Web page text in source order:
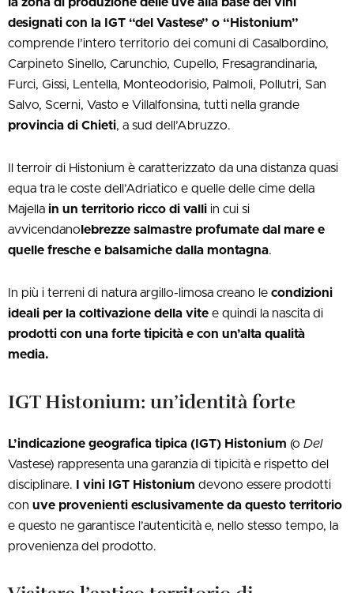
la zona di produzione delle uve alla base dei vini
designati con la IGT “del Vastese” o “Histonium”
comprende l’intero territorio dei comuni di Casalbordino,
Carpineto Sinello, Carunchio, Cupello, Fresagrandinaria,
Furci, Gissi, Lentella, Monteodorisio, Palmoli, Pollutri, San
Salvo, Scerni, Vasto e Villalfonsina, tutti nella grande
provincia di Chieti, a sud dell’Abruzzo.
Il terroir di Histonium è caratterizzato da una distanza quasi
equa tra le coste dell’Adriatico e quelle delle cime della
Majella in un territorio ricco di valli in cui si
avvicendano lebrezze salmastre profumate dal mare e
quelle fresche e balsamiche dalla montagna.
In più i terreni di natura argillo-limosa creano le condizioni
ideali per la coltivazione della vite e quindi la nascita di
prodotti con una forte tipicità e con un’alta qualità
media.
IGT Histonium: un’identità forte
L’indicazione geografica tipica (IGT) Histonium (o Del
Vastese) rappresenta una garanzia di tipicità e rispetto del
disciplinare.
I vini IGT Histonium devono essere prodotti
con uve provenienti esclusivamente da questo territorio
e questo ne garantisce l’autenticità e, nello stesso tempo, la
provenienza del prodotto.